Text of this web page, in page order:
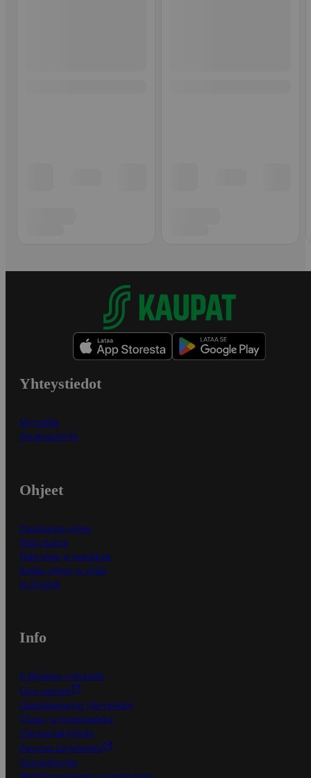
Yhteystiedot
Myymälät
Asiakaspalvelu
Ohjeet
Ensitilaajan ohjeet
Näin maksat
Näin tilaat ja muokkaat
Kaikki ohjeet ja vinkit
In English
Info
S-Business yrityksille
Oiva-raportit
Osuuskauppojen yhteystiedot
Tilaus- ja toimitusehdot
Tietosuojakäytäntö
Palvelun käyttöehdot
Saavutettavuus